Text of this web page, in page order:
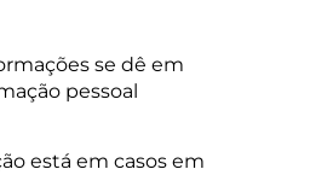
se dê em
pessoal
está em casos em